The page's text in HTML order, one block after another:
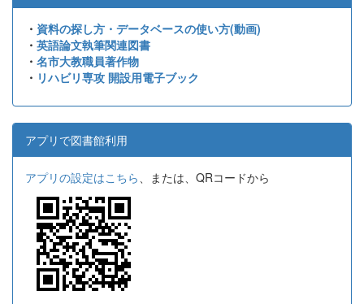
・ 資料の探し方・データベースの使い方(動画)
・ 英語論文執筆関連図書
・ 名市大教職員著作物
・ リハビリ専攻 開設用電子ブック
アプリで図書館利用
アプリの設定はこちら 、または、QRコードから